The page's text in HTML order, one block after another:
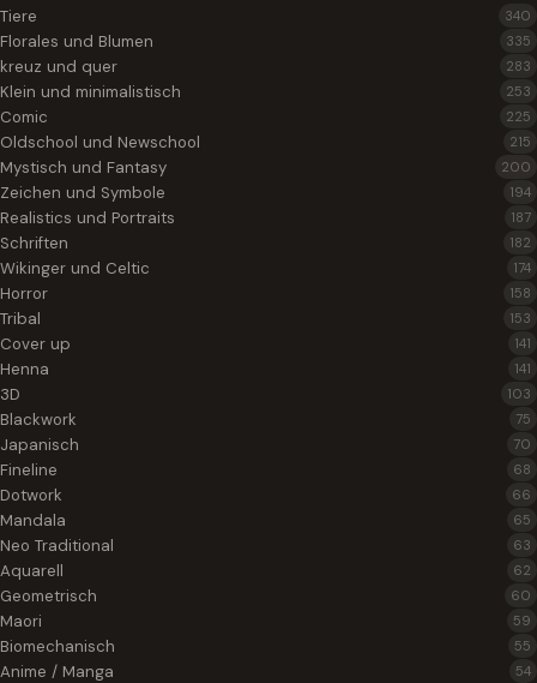
Tiere 340
Florales und Blumen 335
kreuz und quer 283
Klein und minimalistisch 253
Comic 225
Oldschool und Newschool 215
Mystisch und Fantasy 200
Zeichen und Symbole 194
Realistics und Portraits 187
Schriften 182
Wikinger und Celtic 174
Horror 158
Tribal 153
Cover up 141
Henna 141
3D 103
Blackwork 75
Japanisch 70
Fineline 68
Dotwork 66
Mandala 65
Neo Traditional 63
Aquarell 62
Geometrisch 60
Maori 59
Biomechanisch 55
Anime / Manga 54